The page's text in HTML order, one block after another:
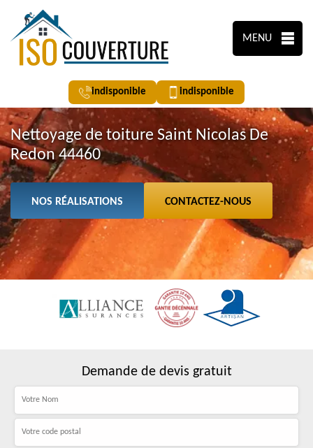
MENU
indisponible indisponible
Nettoyage de toiture Saint Nicolas De
Redon 44460
NOS RÉALISATIONS CONTACTEZ-NOUS
Demande de devis gratuit